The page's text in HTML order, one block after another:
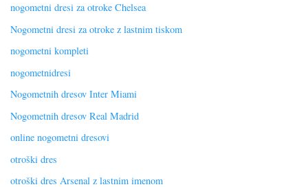
nogometni dresi za otroke Chelsea
Nogometni dresi za otroke z lastnim tiskom
nogometni kompleti
nogometnidresi
Nogometnih dresov Inter Miami
Nogometnih dresov Real Madrid
online nogometni dresovi
otroški dres
otroški dres Arsenal z lastnim imenom